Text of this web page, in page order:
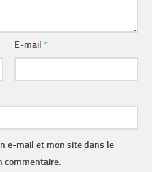
E-mail *
e-mail et mon site dans le
commentaire.